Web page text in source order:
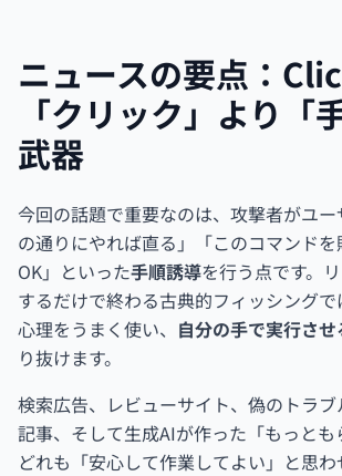
ニュースの要点：
「クリック」より「
武器
今回の話題で重要なのは、攻撃者がユ
の通りにやれば直る」「このコマンド
OK」といった手順誘導を行う点です。
するだけで終わる古典的フィッシング
心理をうまく使い、 自分の手で実行させ
り抜けます。
検索広告、レビューサイト、偽のトラ
記事、そして生成AIが作った「もっとも
どれも「安心して作業してよい」と思